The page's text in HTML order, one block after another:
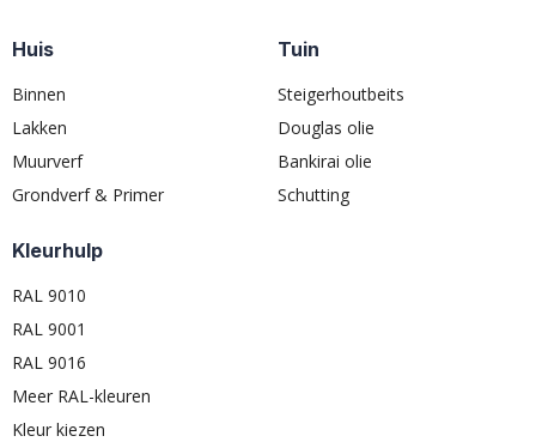
Huis
Binnen
Lakken
Muurverf
Grondverf & Primer
Tuin
Steigerhoutbeits
Douglas olie
Bankirai olie
Schutting
Kleurhulp
RAL 9010
RAL 9001
RAL 9016
Meer RAL-kleuren
Kleur kiezen